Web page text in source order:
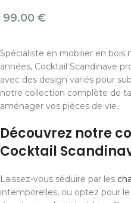
99.00 €
Spécialiste en mobilier en bois
années, Cocktail Scandinave
avec des design variés pour
notre collection complète de
aménager vos pièces de vie.
Découvrez notre
Cocktail
Laissez-vous séduire par les
intemporelles, ou optez pour